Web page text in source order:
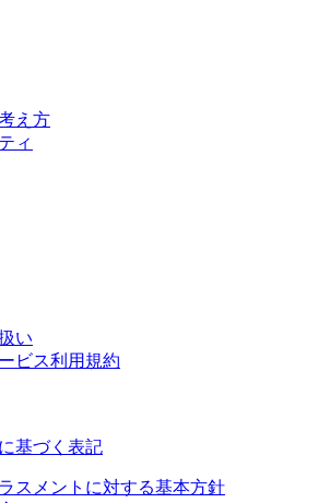
え方
ィ
い
ビス利用規約
基づく表記
スメントに対する基本方針